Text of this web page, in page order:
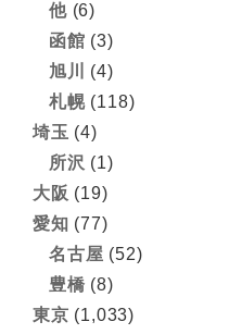
他(6)
函館 (3)
旭川
(4)
札幌(118)
埼玉 (4)
所沢 (1)
大阪 (19)
愛知 (77)
名古屋 (52)
豊橋 (8)
東京 (1,033)